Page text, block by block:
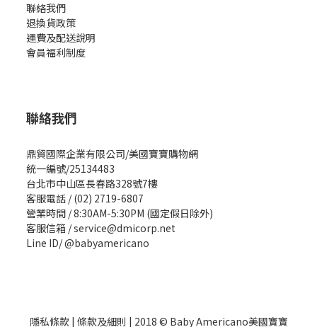
聯絡我們
退換貨政策
運費及配送說明
會員福利制度
聯絡我們
鼎貿國際企業有限公司/美國寶寶購物網
統一編號/25134483
台北市中山區長春路328號7樓
客服電話 / (02) 2719-6807
營業時間 / 8:30AM-5:30PM (國定假日除外)
客服信箱 / service@dmicorp.net
Line ID/ @babyamericano
隱私條款| 條款及細則 | 2018 © Baby Americano美國寶寶